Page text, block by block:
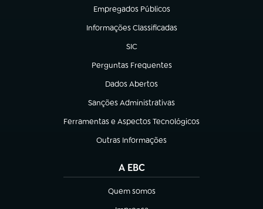
Empregados Públicos
(abre em nova aba)
Informações Classificadas
(abre em nova aba)
SIC
(abre em nova aba)
Perguntas Frequentes
(abre em nova aba)
Dados Abertos
(abre em nova aba)
Sanções Administrativas
(abre em nova aba)
Ferramentas e Aspectos Tecnológicos
(abre em nova aba)
Outras Informações
(abre em nova aba)
A EBC
Quem somos
(abre em nova aba)